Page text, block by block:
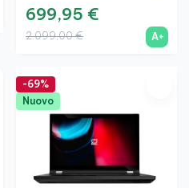
FHD, NVIDIA GTX 1650
4GB, A+
699,95 €
2.099,00 € A+
-69%
Nuovo